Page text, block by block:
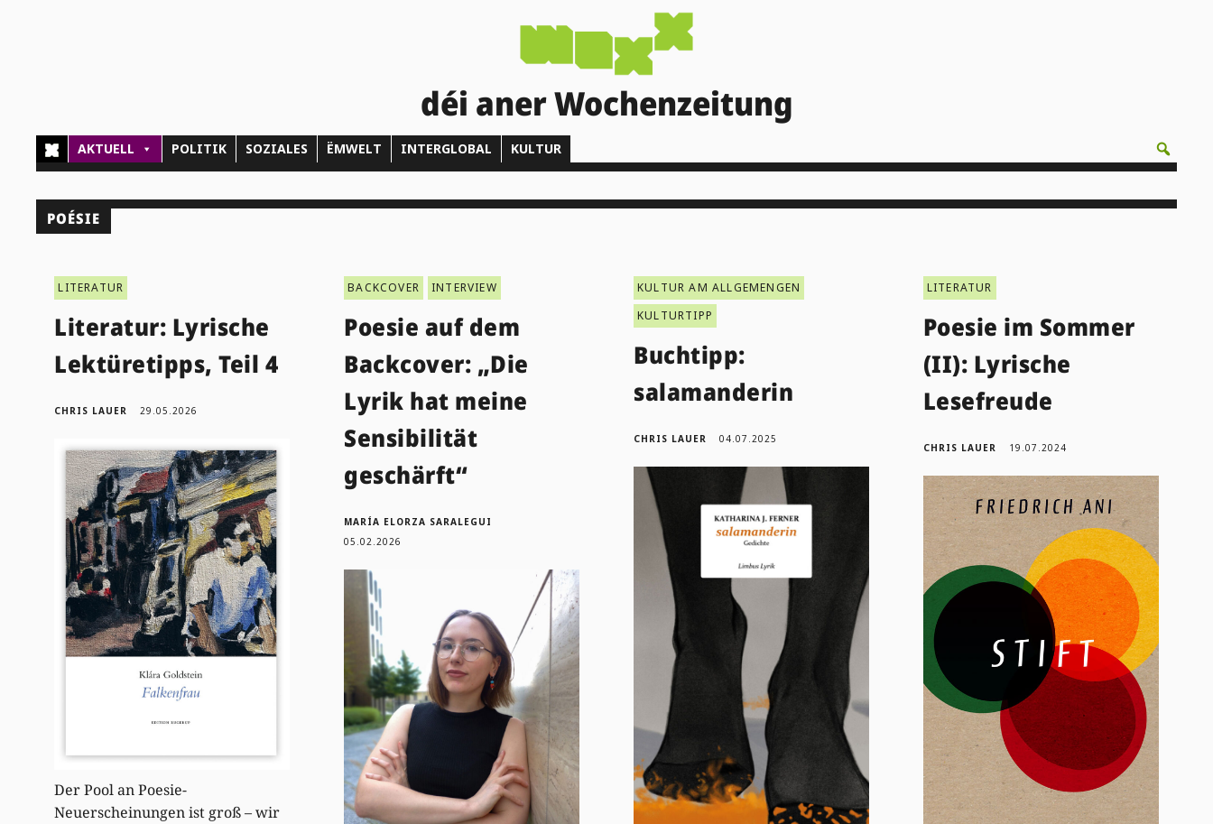
déi aner Wochenzeitung
AKTUELL POLITIK SOZIALES ËMWELT INTERGLOBAL KULTUR
POÉSIE
LITERATUR
Literatur: Lyrische
Lektüretipps, Teil 4
CHRIS LAUER 29.05.2026
Der Pool an Poesie-
Neuerscheinungen ist groß – wir
BACKCOVER INTERVIEW
Poesie auf dem
Backcover: „Die
Lyrik hat meine
Sensibilität
geschärft“
MARÍA ELORZA SARALEGUI
05.02.2026
KULTUR AM ALLGEMENGEN
KULTURTIPP
Buchtipp:
salamanderin
CHRIS LAUER 04.07.2025
LITERATUR
Poesie im Sommer
(II): Lyrische
Lesefreude
CHRIS LAUER 19.07.2024